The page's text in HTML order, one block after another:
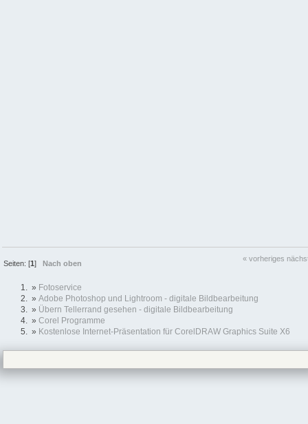
Seiten: [1]Nach oben
« vorheriges
» Fotoservice
» Adobe Photoshop und Lightroom - digitale Bildbearbeitung
» Übern Tellerrand gesehen - digitale Bildbearbeitung
» Corel Programme
» Kostenlose Internet-Präsentation für CorelDRAW Graphics Suite X6